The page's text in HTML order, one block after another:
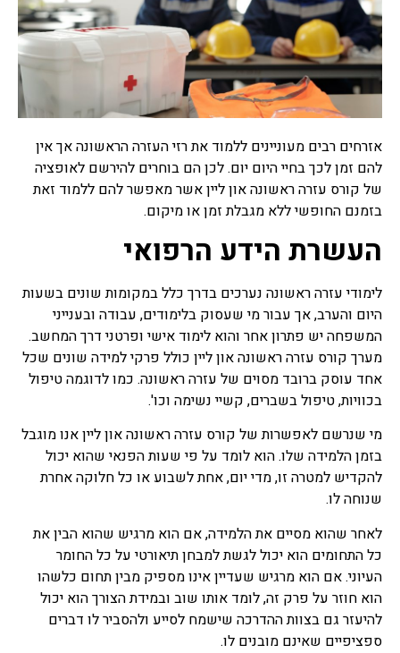
רפואה סינית
תרופות סבתא
תרופות סבתא הם שם מקובל
לרפואה עממית על פי מסורת
מרבית מתרופות הסבתא
מיוחסות למזון, חומרים
למריחה וסוגי טיפולים שונים,
ישנן תרופות סבתא שעובדות
ואפילו נבדקו מחקרית וישנן
או לא עובדות בכלל ואפילו
מסוכנות.
צמחי מרפא
הצמחים או חלק מצמח העלים,
זרעים, שורשים, פרחים,
קליפות, המשמשים כתרופות
צמחיות, פורמולות צמחי
בצורה טבעית, מיובשים,
תמציות, טבליות, כמוסות,
אבקות, תה.
כל השיטות של טיפול
בתמציות פרחים או טיפות
שמהם מושתתת הנחת היסוד
שלכל מחלה קיים המקור
הנפשי וכל שינוי בו חשוב לא
פחות מהרובד הרפואי, טיפול
אזרחים רבים מעוניינים ללמוד את רזי העזרה הראשונה אך אין
להם זמן לכך בחיי היום יום. לכן הם בוחרים להירשם לאופציה
של קורס עזרה ראשונה און ליין אשר מאפשר להם ללמוד זאת
בזמנם החופשי ללא מגבלת זמן או מיקום.
העשרת הידע הרפואי
לימודי עזרה ראשונה נערכים בדרך כלל במקומות שונים בשעות
היום והערב, אך עבור מי שעסוק בלימודים, עבודה ובענייני
המשפחה יש פתרון אחר והוא לימוד אישי ופרטני דרך המחשב.
מערך קורס עזרה ראשונה און ליין כולל פרקי למידה שונים שכל
אחד עוסק ברובד מסוים של עזרה ראשונה. כמו לדוגמה טיפול
בכוויות, טיפול בשברים, קשיי נשימה וכו'.
מי שנרשם לאפשרות של קורס עזרה ראשונה און ליין אנו מוגבל
בזמן הלמידה שלו. הוא לומד על פי שעות הפנאי שהוא יכול
להקדיש למטרה זו, מדי יום, אחת לשבוע או כל חלוקה אחרת
שנוחה לו.
לאחר שהוא מסיים את הלמידה, אם הוא מרגיש שהוא הבין את
כל התחומים הוא יכול לגשת למבחן תיאורטי על כל החומר
העיוני. אם הוא מרגיש שעדיין אינו מספיק מבין תחום כלשהו
הוא חוזר על פרק זה, לומד אותו שוב ובמידת הצורך הוא יכול
להיעזר גם בצוות ההדרכה שישמח לסייע ולהסביר לו דברים
ספציפיים שאינם מובנים לו.